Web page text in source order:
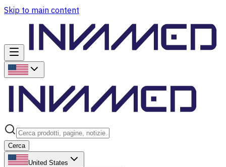
Skip to main content
Cerca
United States